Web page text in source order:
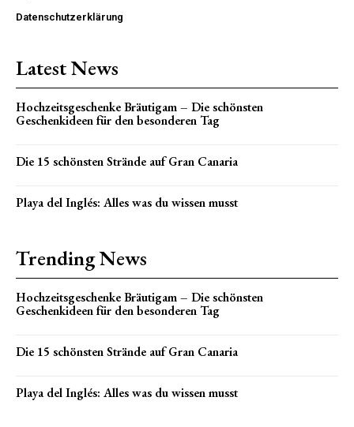
Datenschutzerklärung
Latest News
Hochzeitsgeschenke Bräutigam – Die schönsten
Geschenkideen für den besonderen Tag
Die 15 schönsten Strände auf Gran Canaria
Playa del Inglés: Alles was du wissen musst
Trending News
Hochzeitsgeschenke Bräutigam – Die schönsten
Geschenkideen für den besonderen Tag
Die 15 schönsten Strände auf Gran Canaria
Playa del Inglés: Alles was du wissen musst